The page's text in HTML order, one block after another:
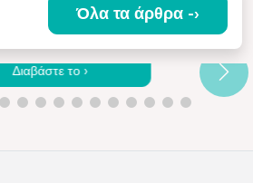
Όλα τα άρθρα -›
ΕΠΙΛΈΞΕΤΕ ΈΝΑ ΠΟΙΟΤΙΚΌ
ΜΑΣΆΖ
Διαβάστε το ›